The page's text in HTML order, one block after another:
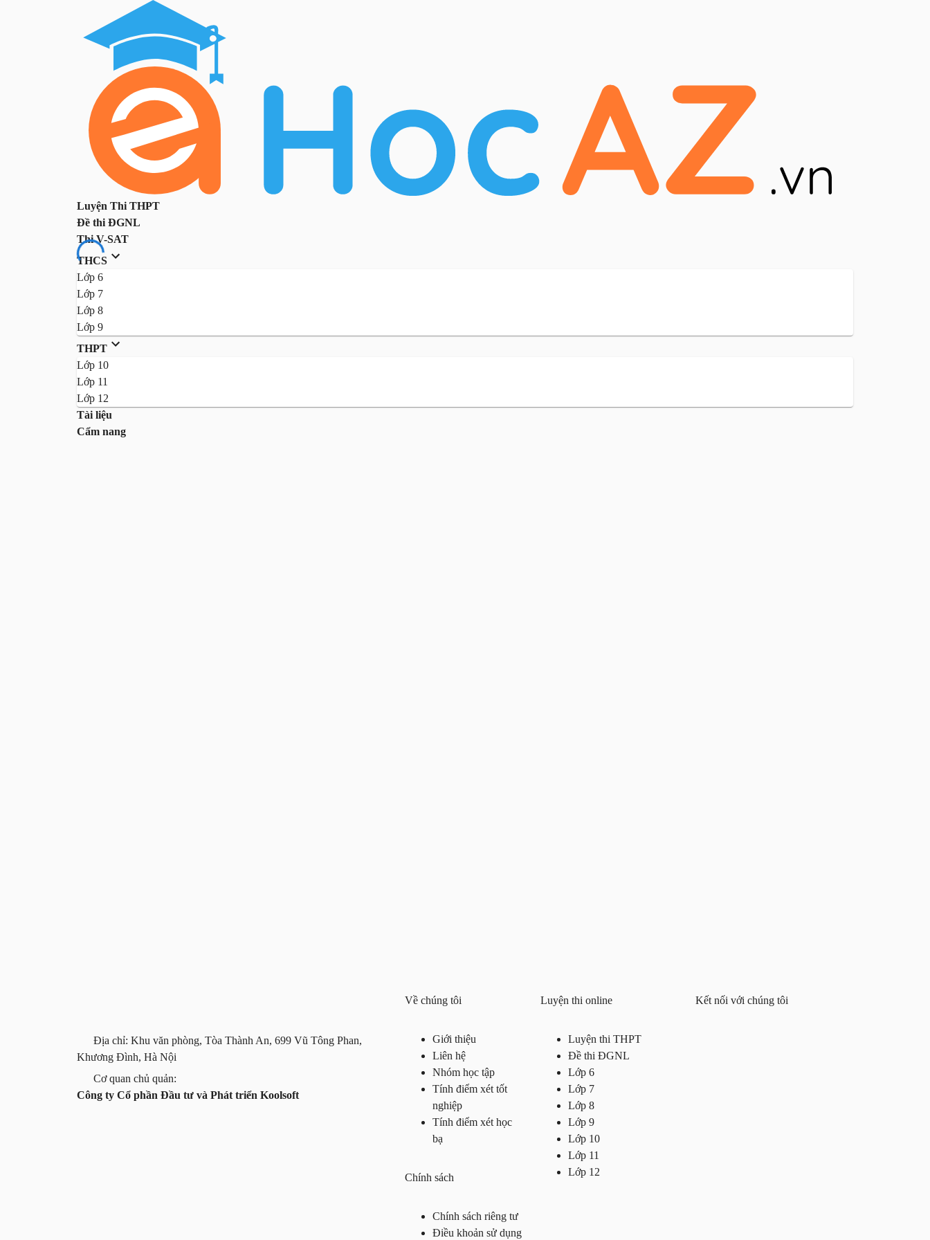
Luyện Thi THPT
Đề thi ĐGNL
Thi V-SAT
THCS
Lớp 6
Lớp 7
Lớp 8
Lớp 9
THPT
Lớp 10
Lớp 11
Lớp 12
Tài liệu
Cẩm nang
Địa chỉ: Khu văn phòng, Tòa Thành An, 699 Vũ Tông Phan,
Khương Đình, Hà Nội
Cơ quan chủ quản:
Công ty Cổ phần Đầu tư và Phát triển Koolsoft
Về chúng tôi
Giới thiệu
Liên hệ
Nhóm học tập
Tính điểm xét tốt
nghiệp
Tính điểm xét học
bạ
Chính sách
Chính sách riêng tư
Điều khoản sử dụng
Luyện thi online
Luyện thi THPT
Đề thi ĐGNL
Lớp 6
Lớp 7
Lớp 8
Lớp 9
Lớp 10
Lớp 11
Lớp 12
Kết nối với chúng tôi